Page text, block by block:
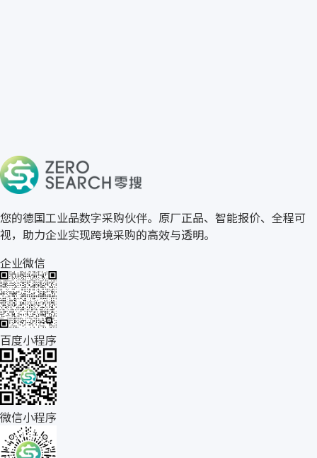
关于零搜
您的德国工业品数字采购伙伴。原厂正品、智能报价、全程可
视，助力企业实现跨境采购的高效与透明。
企业微信
百度小程序
微信小程序